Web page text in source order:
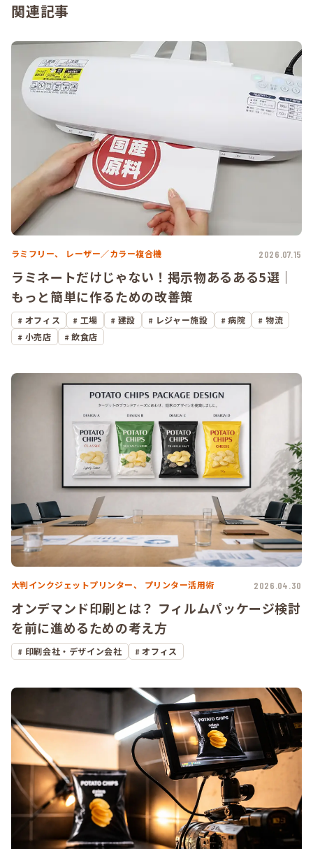
関連記事
ラミフリー、 レーザー／カラー複合機 2026.07.15
ラミネートだけじゃない！掲示物あるある5選｜
もっと簡単に作るための改善策
オフィス 工場 建設 レジャー施設 病院
物流
小売店
飲食店
大判インクジェットプリンター、 プリンター活用術 2026.04.30
オンデマンド印刷とは？ フィルムパッケージ検討
を前に進めるための考え方
印刷会社・デザイン会社 オフィス